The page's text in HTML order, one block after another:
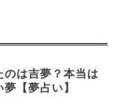
のは吉夢？本当は
【夢占い】